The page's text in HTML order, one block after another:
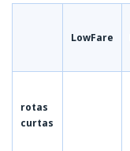
LowFare
rotas
curtas